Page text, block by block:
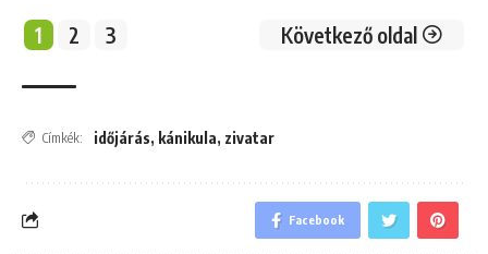
1 2 3 Következő oldal
Címkék: időjárás, kánikula, zivatar
Facebook